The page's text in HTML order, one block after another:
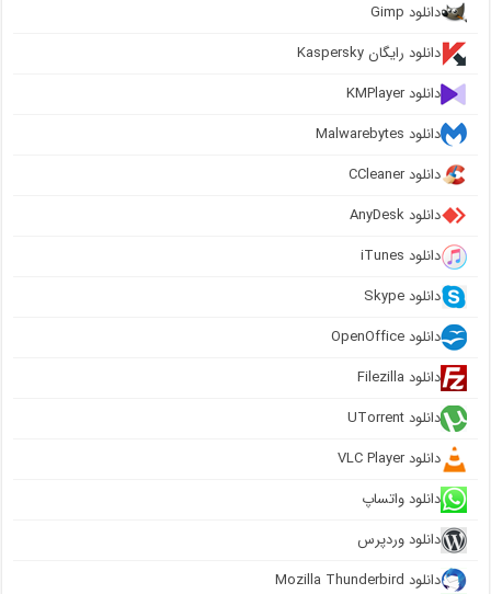
دانلود Gimp
دانلود رایگان Kaspersky
دانلود KMPlayer
دانلود Malwarebytes
دانلود CCleaner
دانلود AnyDesk
دانلود iTunes
دانلود Skype
دانلود OpenOffice
دانلود Filezilla
دانلود UTorrent
دانلود VLC Player
دانلود واتساپ
دانلود وردپرس
دانلود Mozilla Thunderbird